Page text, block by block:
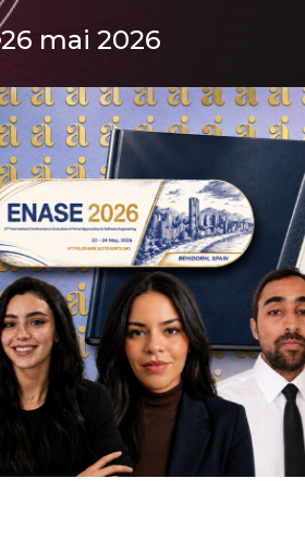
26 mai 2026